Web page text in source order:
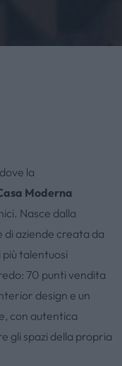
la
Moderna
Nasce dalla
di aziende creata da
talentuosi
70 punti vendita
design e un
con autentica
gli spazi della propria